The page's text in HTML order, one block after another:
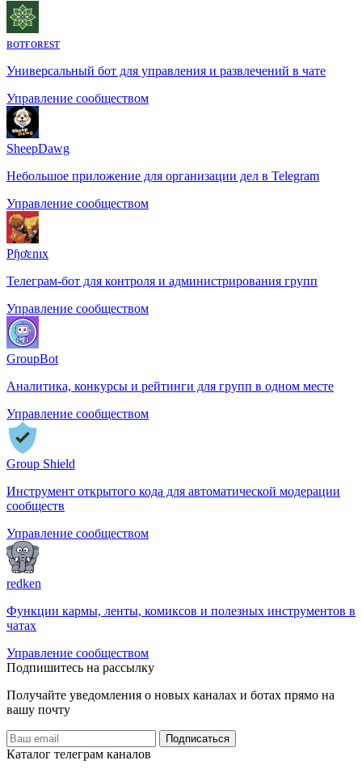
ʙᴏᴛғᴏʀᴇsᴛ
Универсальный бот для управления и развлечений в чате
Управление сообществом
SheepDawg
Небольшое приложение для организации дел в Telegram
Управление сообществом
Pɧơɛnıх
Телеграм-бот для контроля и администрирования групп
Управление сообществом
GroupBot
Аналитика, конкурсы и рейтинги для групп в одном месте
Управление сообществом
Group Shield
Инструмент открытого кода для автоматической модерации
сообществ
Управление сообществом
redken
Функции кармы, ленты, комиксов и полезных инструментов в
чатах
Управление сообществом
Подпишитесь на рассылку
Получайте уведомления о новых каналах и ботаx прямо на
вашу почту
Подписаться
Каталог телеграм каналов